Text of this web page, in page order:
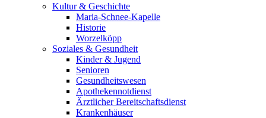
Kultur & Geschichte
Maria-Schnee-Kapelle
Historie
Worzelköpp
Soziales & Gesundheit
Kinder & Jugend
Senioren
Gesundheitswesen
Apothekennotdienst
Ärztlicher Bereitschaftsdienst
Krankenhäuser